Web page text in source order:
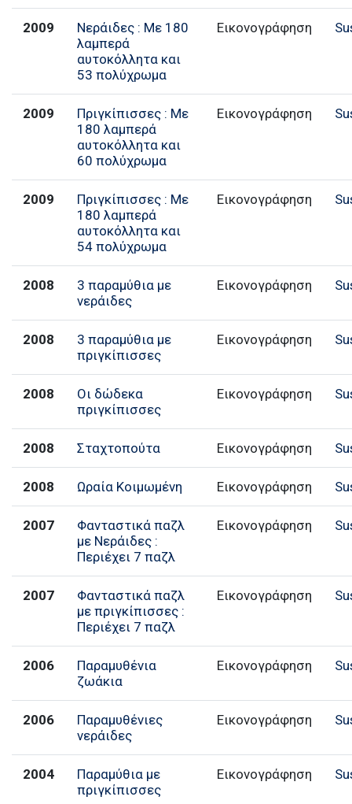
2009
Νεράιδες : Με 180
λαμπερά
αυτοκόλλητα και
53 πολύχρωμα
Εικονογράφηση
2009
Πριγκίπισσες : Με
180 λαμπερά
αυτοκόλλητα και
60 πολύχρωμα
Εικονογράφηση
2009
Πριγκίπισσες : Με
180 λαμπερά
αυτοκόλλητα και
54 πολύχρωμα
Εικονογράφηση
2008
3 παραμύθια με
νεράιδες
Εικονογράφηση
2008
3 παραμύθια με
πριγκίπισσες
Εικονογράφηση
2008
Οι δώδεκα
πριγκίπισσες
Εικονογράφηση
2008 Σταχτοπούτα Εικονογράφηση
2008 Ωραία Κοιμωμένη Εικονογράφηση
2007
Φανταστικά παζλ
με Νεράιδες :
Περιέχει 7 παζλ
Εικονογράφηση
2007
Φανταστικά παζλ
με πριγκίπισσες :
Περιέχει 7 παζλ
Εικονογράφηση
2006
Παραμυθένια
ζωάκια
Εικονογράφηση
2006
Παραμυθένιες
νεράιδες
Εικονογράφηση
2004
Παραμύθια με
πριγκίπισσες
Εικονογράφηση